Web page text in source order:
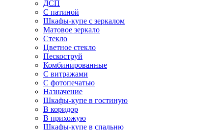
ДСП
С патиной
Шкафы-купе с зеркалом
Матовое зеркало
Стекло
Цветное стекло
Пескоструй
Комбинированные
С витражами
С фотопечатью
Назначение
Шкафы-купе в гостиную
В коридор
В прихожую
Шкафы-купе в спальню